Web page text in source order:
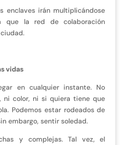
enclaves irán multiplicándose
que la red de colaboración
vidas
en cualquier instante. No
ni color, ni si quiera tiene que
Podemos estar rodeados de
embargo, sentir soledad.
y complejas. Tal vez, el